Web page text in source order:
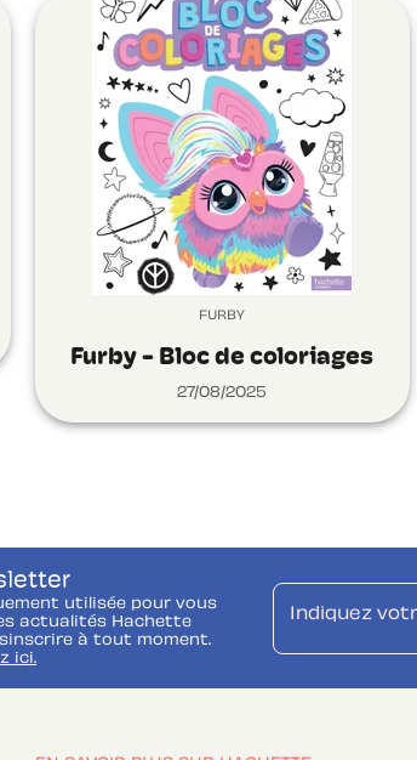
FURBY
Furby - Bloc de coloriages
27/08/2025
utilisée pour vous
actualités Hachette
à tout moment.
ici.
Indiquez